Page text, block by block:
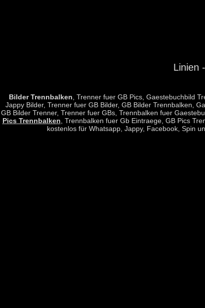
Linien
Bilder Trennbalken , Trenner fuer GB Pics, Gaestebuchbild
Jappy Bilder, Trenner fuer GB Bilder, GB Bilder Trennbalken,
GB Bilder Trenner, Trenner fuer GBs, Trennbalken fuer
Pics Trennbalken , Trennbalken fuer Gb Eintraege, GB Pics
kostenlos für Whatsapp, Jappy, Facebook, Spin